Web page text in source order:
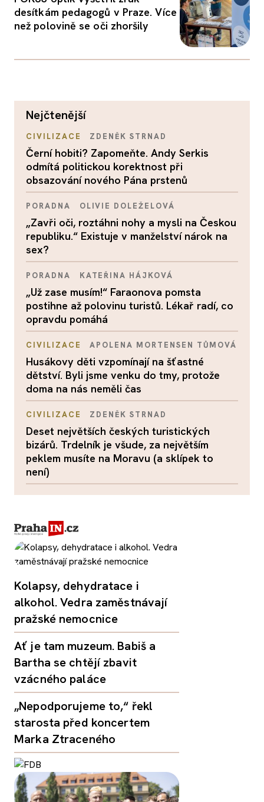
desítkám pedagogů v Praze. Více
než polovině se oči zhoršily
nejčtenější
CIVILIZACE ZDENĚK STRNAD
Černí hobiti? Zapomeňte. Andy Serkis
odmítá politickou korektnost při
obsazování nového Pána prstenů
PORADNA OLIVIE DOLEŽELOVÁ
„Zavři oči, roztáhni nohy a mysli na Českou
republiku.“ Existuje v manželství nárok na
sex?
PORADNA KATEŘINA HÁJKOVÁ
„Už zase musím!“ Faraonova pomsta
postihne až polovinu turistů. Lékař radí, co
opravdu pomáhá
CIVILIZACE APOLENA MORTENSEN TŮMOVÁ
Husákovy děti vzpomínají na šťastné
dětství. Byli jsme venku do tmy, protože
doma na nás neměli čas
CIVILIZACE ZDENĚK STRNAD
Deset největších českých turistických
bizárů. Trdelník je všude, za největším
peklem musíte na Moravu (a sklípek to
není)
Kolapsy, dehydratace i
alkohol. Vedra zaměstnávají
pražské nemocnice
Ať je tam muzeum. Babiš a
Bartha se chtějí zbavit
vzácného paláce
„Nepodporujeme to,“ řekl
starosta před koncertem
Marka Ztraceného